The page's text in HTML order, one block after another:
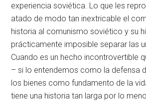
experiencia soviética. Lo que les
atado de modo tan inextricable el
historia al comunismo soviético y su
prácticamente imposible separar las
Cuando es un hecho incontrovertible
– si lo entendemos como la defensa
los bienes como fundamento de la
tiene una historia tan larga por lo